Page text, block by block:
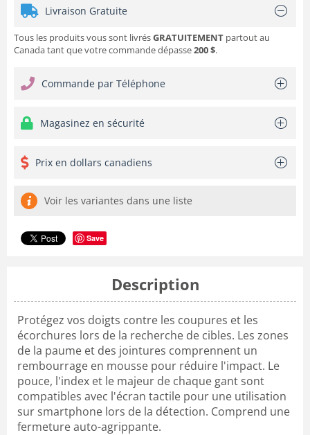
Livraison Gratuite
Tous les produits vous sont livrésGRATUITEMENT partout au
Canada tant que votre commande dépasse200 $.
Commande par Téléphone
Magasinez en sécurité
Prix en dollars canadiens
Voir les variantes dans une liste
Save
Description
Protégez vos doigts contre les coupures et les
écorchures lors de la recherche de cibles. Les zones
de la paume et des jointures comprennent un
rembourrage en mousse pour réduire l'impact. Le
pouce, l'index et le majeur de chaque gant sont
compatibles avec l'écran tactile pour une utilisation
sur smartphone lors de la détection. Comprend une
fermeture auto-agrippante.